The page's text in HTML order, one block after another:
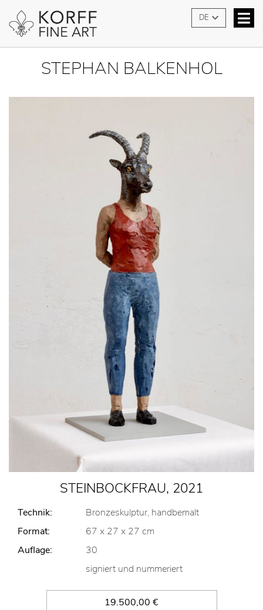
DE
STEPHAN BALKENHOL
STEINBOCKFRAU, 2021
Technik:
Bronzeskulptur, handbemalt
Format:
67 x 27 x 27 cm
Auflage:
30
signiert und nummeriert
19.500,00 €